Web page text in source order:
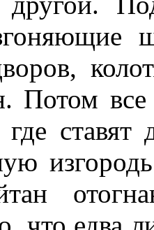
Потом
где ставят